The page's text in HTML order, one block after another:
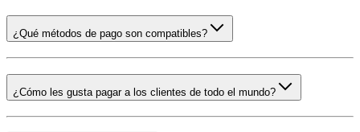
¿Qué métodos de pago son compatibles?
¿Cómo les gusta pagar a los clientes de todo el mundo?